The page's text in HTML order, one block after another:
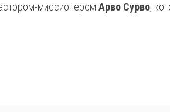
миссионером Арво Сурво,